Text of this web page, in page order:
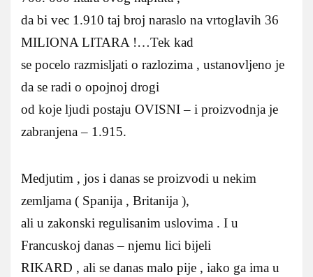
da bi vec 1.910 taj broj naraslo na vrtoglavih 36
MILIONA LITARA !…Tek kad
se pocelo razmisljati o razlozima , ustanovljeno je
da se radi o opojnoj drogi
od koje ljudi postaju OVISNI – i proizvodnja je
zabranjena – 1.915.
Medjutim , jos i danas se proizvodi u nekim
zemljama ( Spanija , Britanija ),
ali u zakonski regulisanim uslovima . I u
Francuskoj danas – njemu lici bijeli
RIKARD , ali se danas malo pije , iako ga ima u